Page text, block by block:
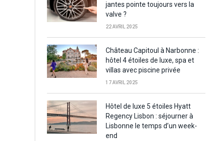
jantes pointe toujours vers la
valve ?
22 AVRIL 2025
Château Capitoul à Narbonne :
hôtel 4 étoiles de luxe, spa et
villas avec piscine privée
17 AVRIL 2025
Hôtel de luxe 5 étoiles Hyatt
Regency Lisbon : séjourner à
Lisbonne le temps d’un week-
end